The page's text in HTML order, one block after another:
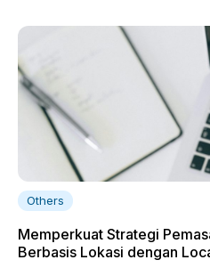
Others
Memperkuat Strategi
Berbasis Lokasi dengan